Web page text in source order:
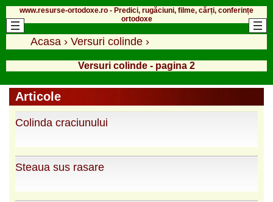
www.resurse-ortodoxe.ro - Predici, rugăciuni, filme, cărți, conferințe
ortodoxe
Acasa › Versuri colinde ›
Versuri colinde - pagina 2
Articole
Colinda craciunului
Steaua sus rasare